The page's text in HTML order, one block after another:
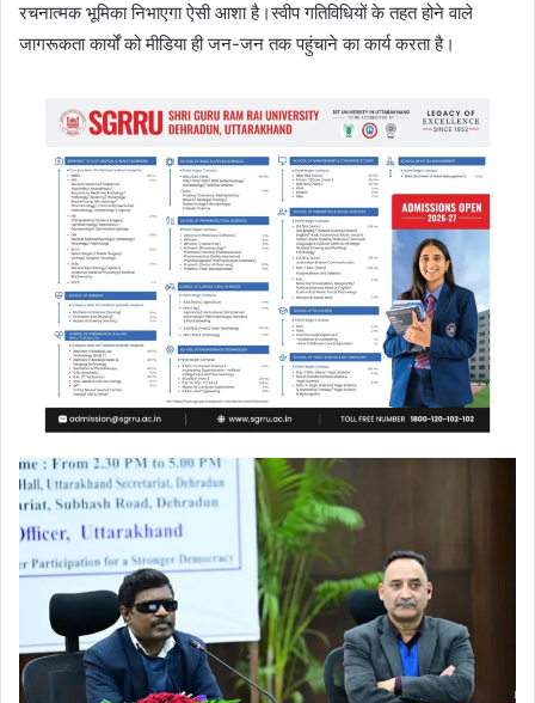
रचनात्मक भूमिका निभाएगा ऐसी आशा है।स्वीप गतिविधियों के तहत होने वाले
जागरूकता कार्यों को मीडिया ही जन-जन तक पहुंचाने का कार्य करता है।